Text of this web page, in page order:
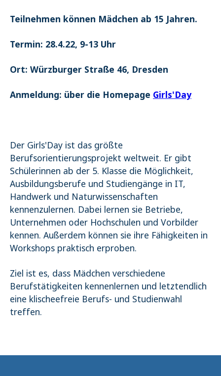
Teilnehmen können Mädchen ab 15 Jahren.
Termin: 28.4.22, 9-13 Uhr
Ort: Würzburger Straße 46, Dresden
Anmeldung: über die Homepage Girls'Day
Der Girls'Day ist das größte
Berufsorientierungsprojekt weltweit. Er gibt
Schülerinnen ab der 5. Klasse die Möglichkeit,
Ausbildungsberufe und Studiengänge in IT,
Handwerk und Naturwissenschaften
kennenzulernen. Dabei lernen sie Betriebe,
Unternehmen oder Hochschulen und Vorbilder
kennen. Außerdem können sie ihre Fähigkeiten in
Workshops praktisch erproben.
Ziel ist es, dass Mädchen verschiedene
Berufstätigkeiten kennenlernen und letztendlich
eine klischeefreie Berufs- und Studienwahl
treffen.